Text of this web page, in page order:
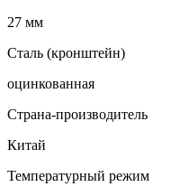
27 мм
Сталь (кронштейн)
оцинкованная
Страна-производитель
Китай
Температурный режим